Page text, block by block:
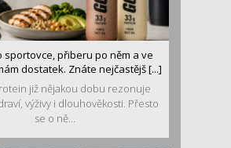
sportovce, přiberu po něm a ve
dostatek. Znáte nejčastějš [...]
již nějakou dobu rezonuje
výživy i dlouhověkosti. Přesto
se o ně...